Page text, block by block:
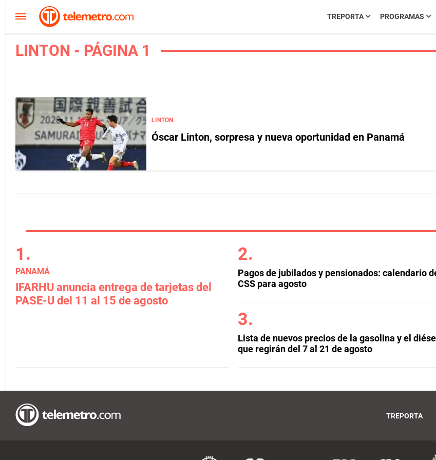
TREPORTA PROGRAMAS
LINTON - PÁGINA 1
LINTON.
Óscar Linton, sorpresa y nueva oportunidad en Panamá
PANAMÁ
IFARHU anuncia entrega de tarjetas del
PASE-U del 11 al 15 de agosto
Pagos de jubilados y pensionados: calendario
CSS para agosto
Lista de nuevos precios de la gasolina y el diésel
que regirán del 7 al 21 de agosto
TREPORTA